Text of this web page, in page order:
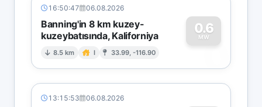
16:50:47 06.08.2026
Banning'in 8 km kuzey-
kuzeybatısında, Kaliforniya
8.5 km I 33.99, -116.90
0.6
MW
0
13:15:53 06.08.2026